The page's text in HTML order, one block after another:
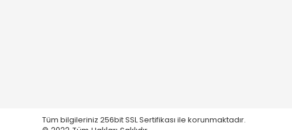
Tüm bilgileriniz 256bit SSL Sertifikası ile korunmaktadır.